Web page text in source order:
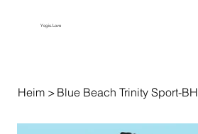
Yogic.Love
Heim > Blue Beach Trinity Sport-BH